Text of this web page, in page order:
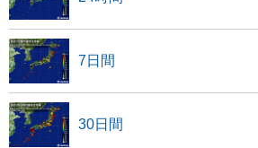
7日間
30日間